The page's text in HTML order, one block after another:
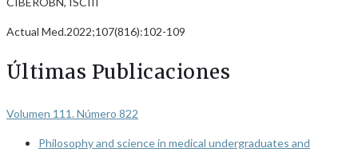
Actual Med.2022;107(816):102-109
Últimas Publicaciones
Volumen 111. Número 822
Philosophy and science in medical undergraduates and